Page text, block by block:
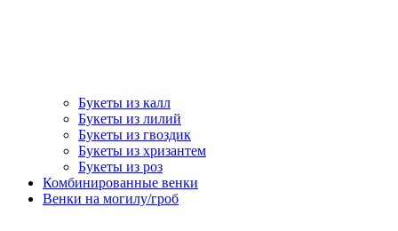
Букеты из калл
Букеты из лилий
Букеты из гвоздик
Букеты из хризантем
Букеты из роз
Комбинированные венки
Венки на могилу/гроб